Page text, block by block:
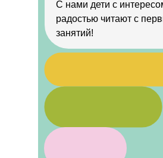
С нами дети с
радостью читают с
занятий!